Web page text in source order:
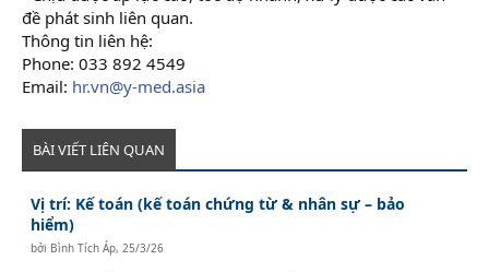
đề phát sinh liên quan.
Thông tin liên hệ:
Phone: 033 892 4549
Email: hr.vn@y-med.asia
BÀI VIẾT LIÊN QUAN
Vị trí: Kế toán (kế toán chứng từ & nhân sự – bảo
hiểm)
bởi Bình Tích Áp, 25/3/26